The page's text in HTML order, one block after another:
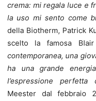
crema: mi regala luce e
la uso mi sento come
della Biotherm, Patrick
scelto la famosa
contemporanea, una
ha una grande
l’espressione
Meester dal febbraio